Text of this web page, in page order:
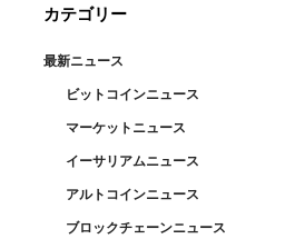
カテゴリー
最新ニュース
ビットコインニュース
マーケットニュース
イーサリアムニュース
アルトコインニュース
ブロックチェーンニュース